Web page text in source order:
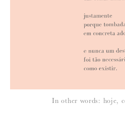
Para saber como tratamos e protegemos
In other words: hoje,